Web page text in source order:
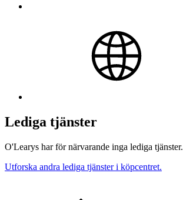
Lediga tjänster
O'Learys har för närvarande inga lediga tjänster.
Utforska andra lediga tjänster i köpcentret.